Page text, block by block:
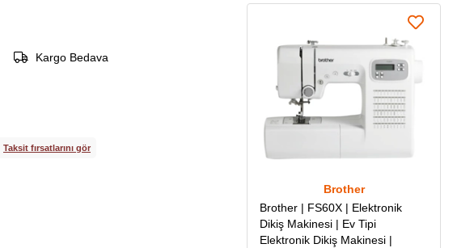
Kargo Bedava
Taksit fırsatlarını gör
Brother
Brother | FS60X | Elektronik
Dikiş Makinesi | Ev Tipi
Elektronik Dikiş Makinesi |